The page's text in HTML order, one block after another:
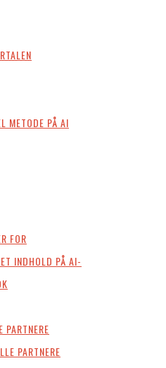
METODE PÅ AI
FOR
INDHOLD PÅ AI-
PARTNERE
PARTNERE